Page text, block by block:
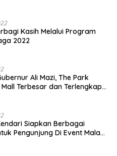
Kasih Melalui Program
2022
Ali Mazi, The Park
Terbesar dan Terlengkap
Siapkan Berbagai
Pengunjung Di Event Malam